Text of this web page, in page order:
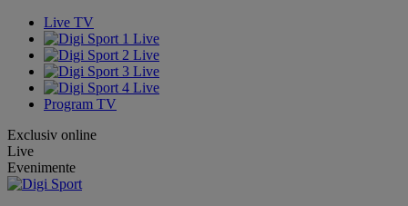
Live TV
Program TV
Exclusiv online
Live
Evenimente